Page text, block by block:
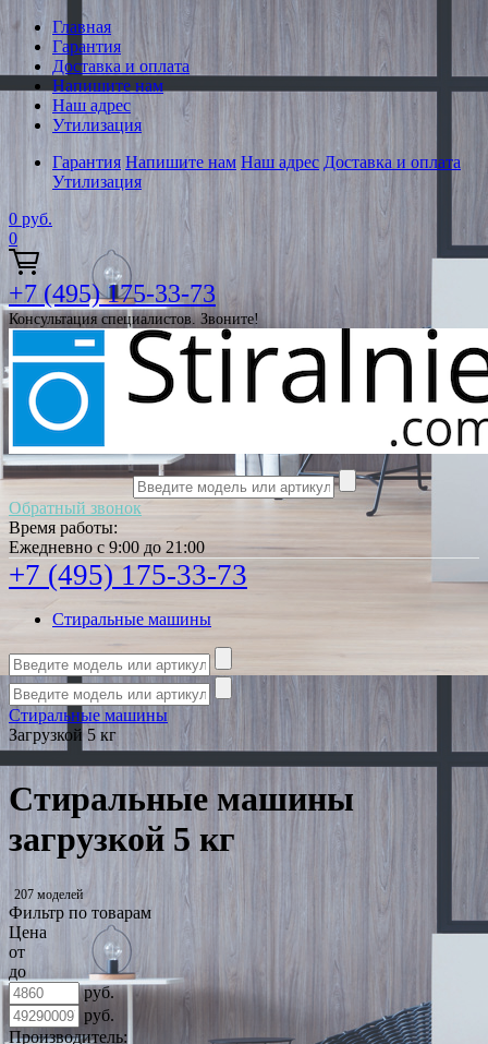
Главная
Гарантия
Доставка и оплата
Напишите нам
Наш адрес
Утилизация
Гарантия Напишите нам Наш адрес Доставка и оплата
Утилизация
0 руб.
0
+7 (495) 175-33-73
Консультация специалистов. Звоните!
Обратный звонок
Время работы:
Ежедневно с 9:00 до 21:00
+7 (495) 175-33-73
Стиральные машины
Стиральные машины
Загрузкой 5 кг
Стиральные машины
загрузкой 5 кг
207 моделей
Фильтр по товарам
Цена
от
до
руб.
руб.
Производитель: